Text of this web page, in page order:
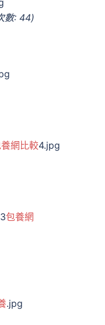
數: 44)
網比較4.jpg
包養網
.jpg